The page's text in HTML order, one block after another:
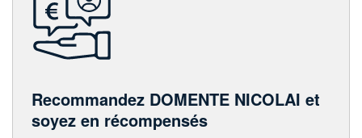
Recommandez DOMENTE NICOLAI et
soyez en récompensés